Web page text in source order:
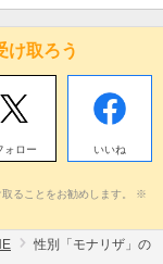
け取ろう
ォロー いいね
ることをお勧めします。 ※
性別「モナリザ」の